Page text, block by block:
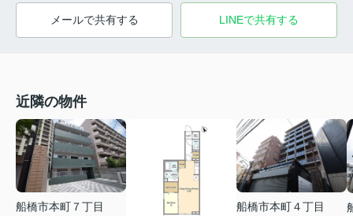
メールで共有する LINEで共有する
近隣の物件
船橋市本町７丁目
船橋市本町４丁目